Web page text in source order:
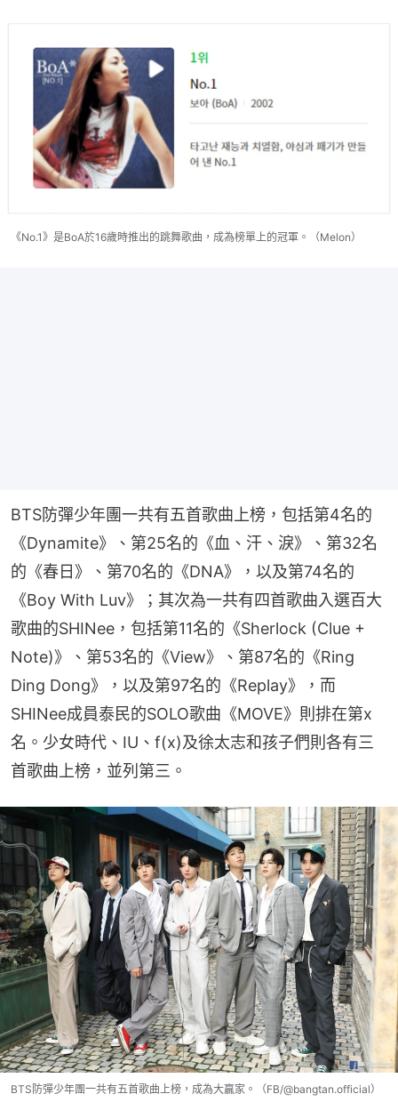
《No.1》是BoA於16歲時推出的跳舞歌曲，成為榜單上的冠軍。（Melon）
BTS防彈少年團一共有五首歌曲上榜，包括第4名的
《Dynamite》、第25名的《血、汗、淚》、第32名
的《春日》、第70名的《DNA》，以及第74名的
《Boy With Luv》；其次為一共有四首歌曲入選百大
歌曲的SHINee，包括第11名的《Sherlock (Clue +
Note)》、第53名的《View》、第87名的《Ring
Ding Dong》，以及第97名的《Replay》，而
SHINee成員泰民的SOLO歌曲《MOVE》則排在第x
名。少女時代、IU、f(x)及徐太志和孩子們則各有三
首歌曲上榜，並列第三。
BTS防彈少年團一共有五首歌曲上榜，成為大贏家。（FB/@bangtan.official）